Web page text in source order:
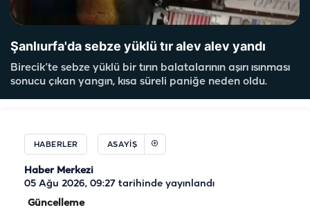
Şanlıurfa'da sebze yüklü tır alev alev yandı
Birecik’te sebze yüklü bir tırın balatalarının aşırı ısınması
sonucu çıkan yangın, kısa süreli paniğe neden oldu.
HABERLER ASAYIŞ
Haber Merkezi
05 Ağu 2026, 09:27 tarihinde yayınlandı
Güncelleme